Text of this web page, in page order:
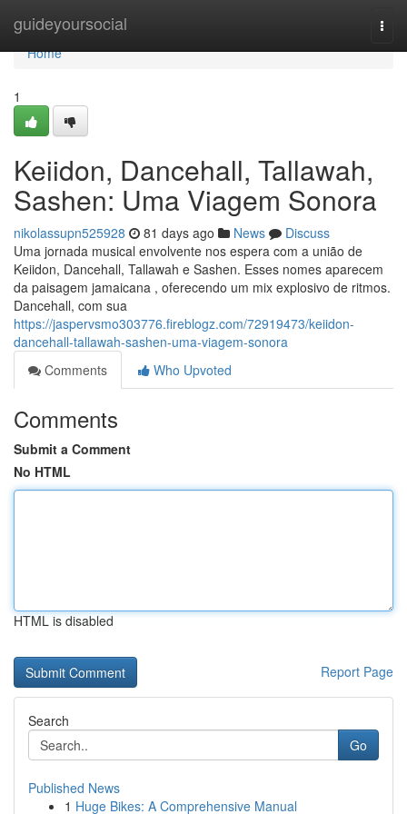
guideyoursocial
Home
Home
1
Keiidon, Dancehall, Tallawah,
Sashen: Uma Viagem Sonora
nikolassupn525928 81 days ago News
Discuss
Uma jornada musical envolvente nos espera com a união de
Keiidon, Dancehall, Tallawah e Sashen. Esses nomes aparecem
da paisagem jamaicana , oferecendo um mix explosivo de ritmos.
Dancehall, com sua
https://jaspervsmo303776.fireblogz.com/72919473/keiidon-
dancehall-tallawah-sashen-uma-viagem-sonora
Comments
Who Upvoted
Comments
Submit a Comment
No HTML
HTML is disabled
Report Page
Search
Go
Published News
1 Huge Bikes: A Comprehensive Manual